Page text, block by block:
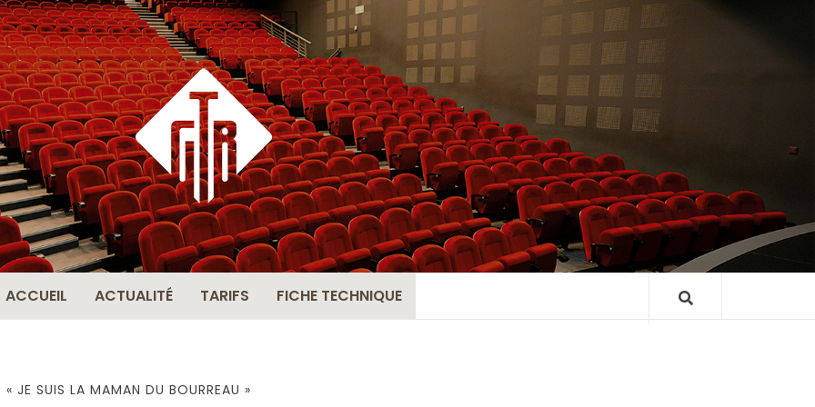
THÉÂTRE GASTON
BERNARD
ACCUEIL ACTUALITÉ TARIFS FICHE TECHNIQUE
« JE SUIS LA MAMAN DU BOURREAU »